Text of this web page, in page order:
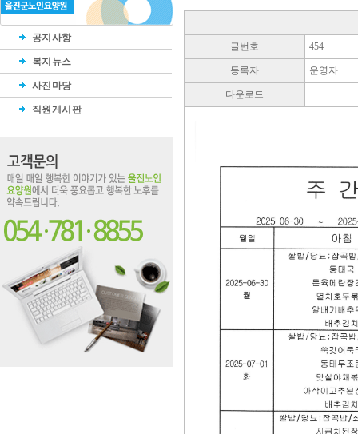
공지사항
복지뉴스
사진마당
직원게시판
글번호 454
등록자 운영자
다운로드